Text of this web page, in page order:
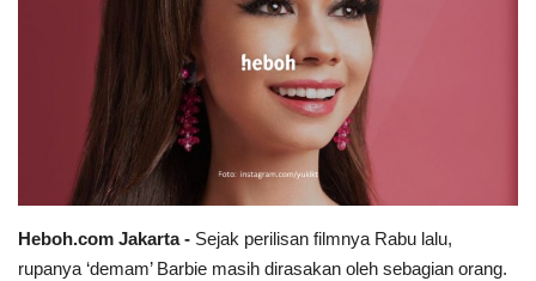
Heboh.com Jakarta - Sejak perilisan filmnya Rabu lalu,
rupanya ‘demam’ Barbie masih dirasakan oleh sebagian orang.